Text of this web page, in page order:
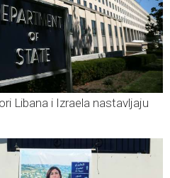
Libana i Izraela nastavljaju